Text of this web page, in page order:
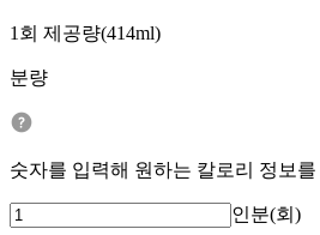
1회 제공량(414ml)
분량
숫자를 입력해 원하는 칼로리 정보
인분(회)